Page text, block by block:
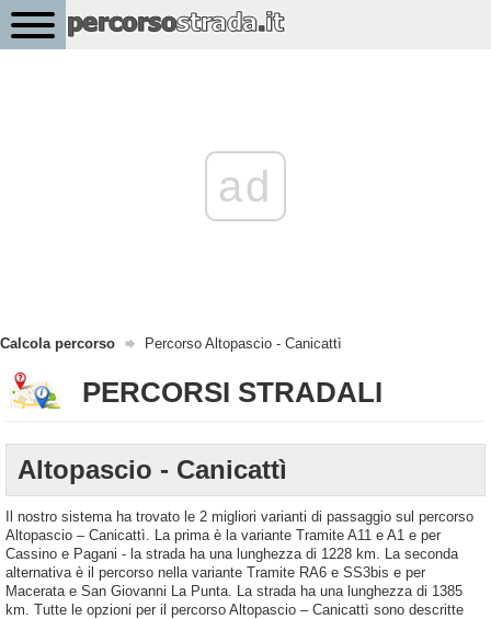
ad
Calcola percorso Percorso Altopascio - Canicattì
PERCORSI STRADALI
Altopascio - Canicattì
Il nostro sistema ha trovato le 2 migliori varianti di passaggio sul percorso
Altopascio – Canicattì. La prima è la variante Tramite A11 e A1 e per
Cassino e Pagani - la strada ha una lunghezza di 1228 km. La seconda
alternativa è il percorso nella variante Tramite RA6 e SS3bis e per
Macerata e San Giovanni La Punta. La strada ha una lunghezza di 1385
km. Tutte le opzioni per il percorso Altopascio – Canicattì sono descritte